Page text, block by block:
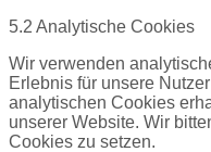
5.2 Analytische Cookies
Wir verwenden
Erlebnis für unsere
analytischen Cookies
unserer Website. Wir
Cookies zu setzen.